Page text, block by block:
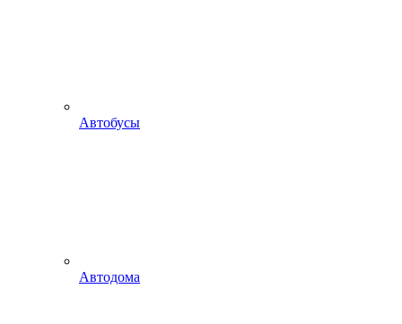
Автобусы
Автодома